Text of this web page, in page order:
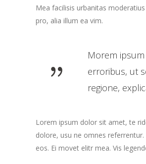
Mea facilisis urbanitas
pro, alia illum ea vim.
Morem
erroribus, ut
regione,
Lorem ipsum dolor sit amet, te
dolore, usu ne omnes
eos. Ei movet elitr mea. Vis